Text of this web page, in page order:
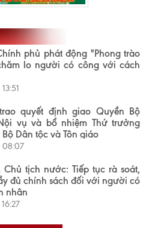
phủ phát động "Phong trào
lo người có công với cách
quyết định giao Quyền Bộ
vụ và bổ nhiệm Thứ trưởng
Dân tộc và Tôn giáo
Chủ tịch nước: Tiếp tục rà soát,
đủ chính sách đối với người có
nhân